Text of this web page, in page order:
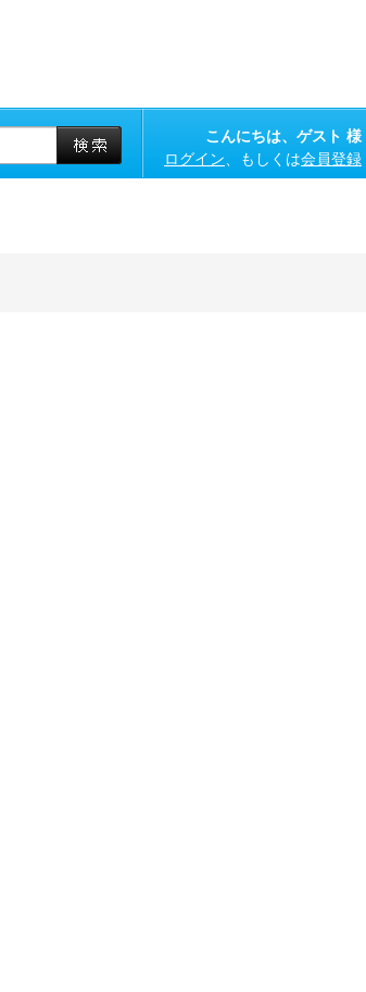
こんにちは、ゲスト 様
ログイン 、もしくは会員登録